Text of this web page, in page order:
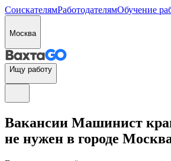
СоискателямРаботодателямОбучение
Москва
Ищу работу
Вакансии Машинист
не нужен в городе